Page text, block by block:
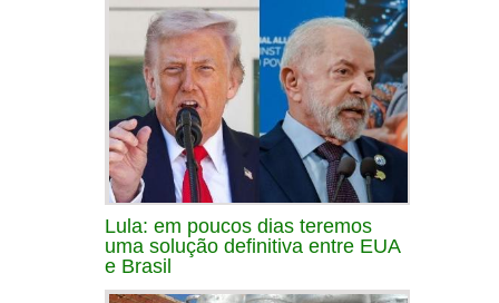
Lula: em poucos dias teremos
uma solução definitiva entre EUA
e Brasil